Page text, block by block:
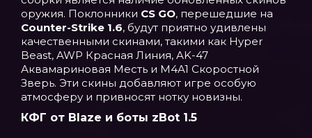
оружия. Поклонники CS GO, перешедшие на
Counter-Strike 1.6, будут приятно удивлены
качественными скинами, такими как Hyper
Beast, AWP Красная Линия, AK-47
Аквамариновая Месть и M4A1 Скоростной
Зверь. Эти скины добавляют игре особую
атмосферу и привносят нотку новизны.
КФГ от Blaze и боты zBot 1.5